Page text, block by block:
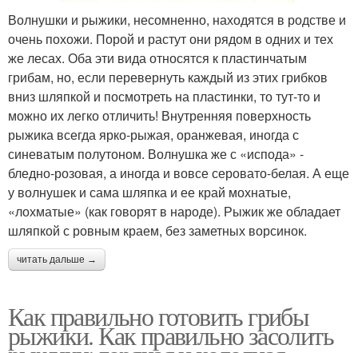
Волнушки и рыжики, несомненно, находятся в родстве и
очень похожи. Порой и растут они рядом в одних и тех
же лесах. Оба эти вида относятся к пластинчатым
грибам, но, если перевернуть каждый из этих грибков
вниз шляпкой и посмотреть на пластинки, то тут-то и
можно их легко отличить! Внутренняя поверхность
рыжика всегда ярко-рыжая, оранжевая, иногда с
синеватым полутоном. Волнушка же с «испода» -
бледно-розовая, а иногда и вовсе серовато-белая. А еще
у волнушек и сама шляпка и ее край мохнатые,
«лохматые» (как говорят в народе). Рыжик же обладает
шляпкой с ровным краем, без заметных ворсинок.
читать дальше →
Как правильно готовить грибы
рыжики. Как правильно засолить